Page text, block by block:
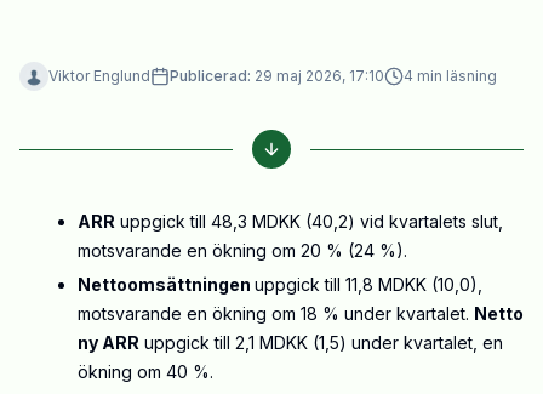
Viktor Englund Publicerad: 29 maj 2026, 17:10 4 min läsning
ARR uppgick till 48,3 MDKK (40,2) vid kvartalets slut,
motsvarande en ökning om 20 % (24 %).
Nettoomsättningen uppgick till 11,8 MDKK (10,0),
motsvarande en ökning om 18 % under kvartalet. Netto
ny ARR uppgick till 2,1 MDKK (1,5) under kvartalet, en
ökning om 40 %.